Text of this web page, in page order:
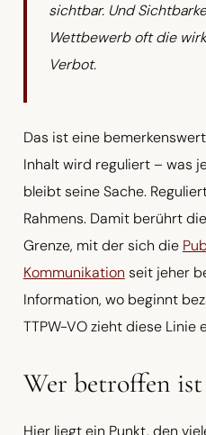
sichtbar. Und
Wettbewerb oft die
Verbot.
Das ist eine
Inhalt wird reguliert – was
bleibt seine Sache.
Rahmens. Damit berührt
Grenze, mit der sich die
Kommunikation seit jeher
Information, wo beginnt
TTPW-VO zieht diese
Wer betroffen
Hier liegt ein Punkt, den